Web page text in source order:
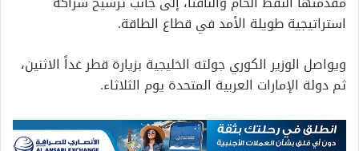
استراتيجية طويلة الأمد في قطاع الطاقة.
ويواصل الوزير الكوري جولته الخليجية بزيارة قطر غداً الاثنين،
ثم دولة الإمارات العربية المتحدة يوم الثلاثاء.